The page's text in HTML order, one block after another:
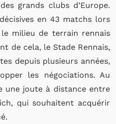
grands clubs d’Europe.
en 43 matchs lors
milieu de terrain rennais
de cela, le Stade Rennais,
depuis plusieurs années,
les négociations. Au
une joute à distance entre
qui souhaitent acquérir